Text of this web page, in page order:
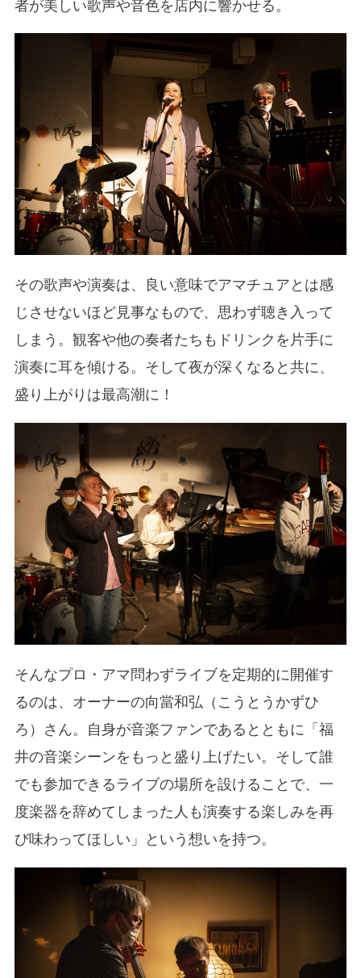
者が美しい歌声や音色を店内に響かせる。
その歌声や演奏は、良い意味でアマチュアとは感
じさせないほど見事なもので、思わず聴き入って
しまう。観客や他の奏者たちもドリンクを片手に
演奏に耳を傾ける。そして夜が深くなると共に、
盛り上がりは最高潮に！
そんなプロ・アマ問わずライブを定期的に開催す
るのは、オーナーの向當和弘（こうとうかずひ
ろ）さん。自身が音楽ファンであるとともに「福
井の音楽シーンをもっと盛り上げたい。そして誰
でも参加できるライブの場所を設けることで、一
度楽器を辞めてしまった人も演奏する楽しみを再
び味わってほしい」という想いを持つ。